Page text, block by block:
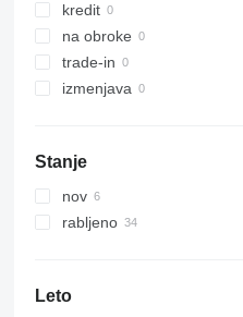
kredit
na obroke
trade-in
izmenjava
Stanje
nov
rabljeno
Leto